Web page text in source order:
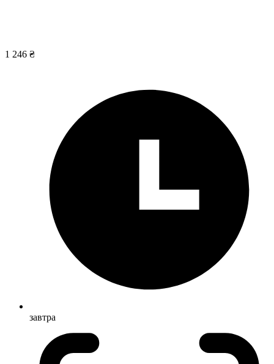
1 246 ₴
завтра